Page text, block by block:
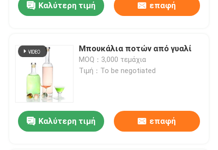
Καλύτερη τιμή επαφή
Μπουκάλια ποτών από γυαλί
MOQ：3,000 τεμάχια
Τιμή：To be negotiated
Καλύτερη τιμή επαφή